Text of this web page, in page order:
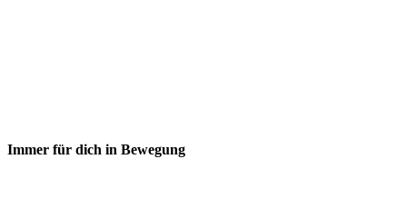
Immer für dich in Bewegung